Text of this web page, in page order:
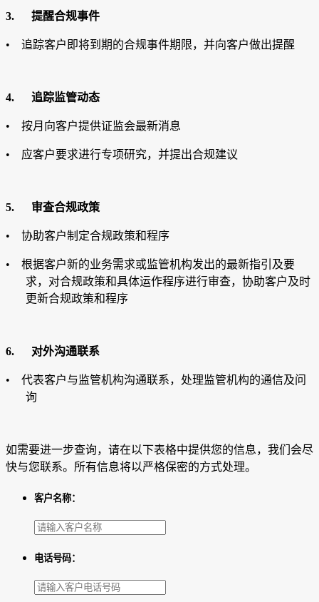
3. 提醒合规事件
• 追踪客户即将到期的合规事件期限，并向客户做出提醒
4. 追踪监管动态
• 按月向客户提供证监会最新消息
• 应客户要求进行专项研究，并提出合规建议
5. 审查合规政策
• 协助客户制定合规政策和程序
• 根据客户新的业务需求或监管机构发出的最新指引及要
求，对合规政策和具体运作程序进行审查，协助客户及时
更新合规政策和程序
6. 对外沟通联系
• 代表客户与监管机构沟通联系，处理监管机构的通信及问
询
如需要进一步查询，请在以下表格中提供您的信息，我们会尽
快与您联系。所有信息将以严格保密的方式处理。
客户名称：
电话号码：